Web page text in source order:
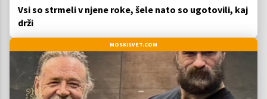
Vsi so strmeli v njene roke, šele nato so ugotovili, kaj
drži
MOSKISVET.COM